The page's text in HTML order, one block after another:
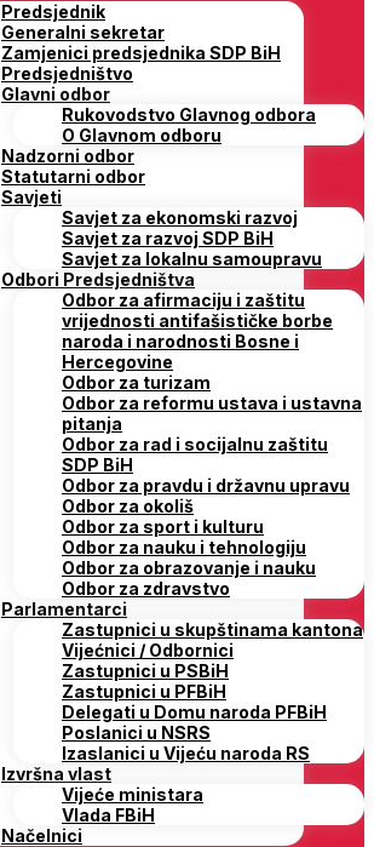
Predsjednik
Generalni sekretar
Zamjenici predsjednika SDP BiH
Predsjedništvo
Glavni odbor
Rukovodstvo Glavnog odbora
O Glavnom odboru
Nadzorni odbor
Statutarni odbor
Savjeti
Savjet za ekonomski razvoj
Savjet za razvoj SDP BiH
Savjet za lokalnu samoupravu
Odbori Predsjedništva
Odbor za afirmaciju i zaštitu
vrijednosti antifašističke borbe
naroda i narodnosti Bosne i
Hercegovine
Odbor za turizam
Odbor za reformu ustava i ustavna
pitanja
Odbor za rad i socijalnu zaštitu
SDP BiH
Odbor za pravdu i državnu upravu
Odbor za okoliš
Odbor za sport i kulturu
Odbor za nauku i tehnologiju
Odbor za obrazovanje i nauku
Odbor za zdravstvo
Parlamentarci
Zastupnici u skupštinama kantona
Vijećnici / Odbornici
Zastupnici u PSBiH
Zastupnici u PFBiH
Delegati u Domu naroda PFBiH
Poslanici u NSRS
Izaslanici u Vijeću naroda RS
Izvršna vlast
Vijeće ministara
Vlada FBiH
Načelnici